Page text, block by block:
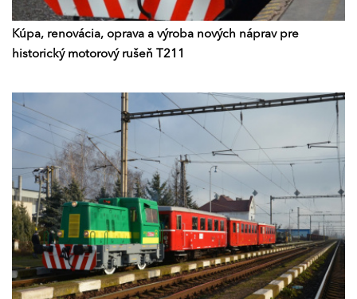
Kúpa, renovácia, oprava a výroba nových náprav pre
historický motorový rušeň T211